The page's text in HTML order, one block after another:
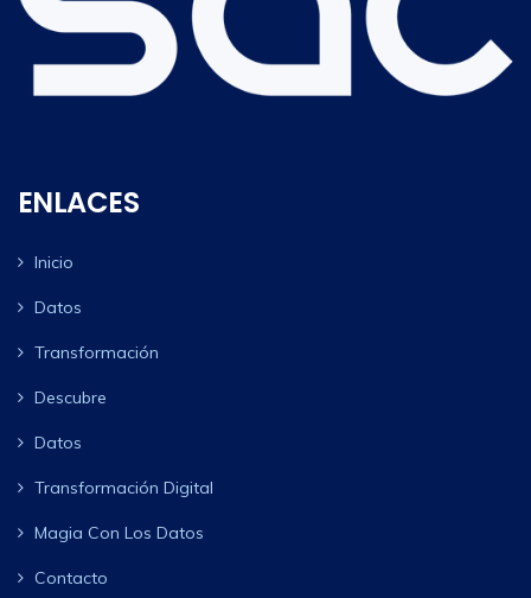
ENLACES
Inicio
Datos
Transformación
Descubre
Datos
Transformación Digital
Magia Con Los Datos
Contacto